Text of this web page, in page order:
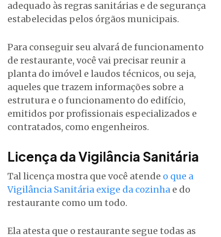
adequado às regras sanitárias e de segurança
estabelecidas pelos órgãos municipais.
Para conseguir seu alvará de funcionamento
de restaurante, você vai precisar reunir a
planta do imóvel e laudos técnicos, ou seja,
aqueles que trazem informações sobre a
estrutura e o funcionamento do edifício,
emitidos por profissionais especializados e
contratados, como engenheiros.
Licença da Vigilância Sanitária
Tal licença mostra que você atende o que a
Vigilância Sanitária exige da cozinha e do
restaurante como um todo.
Ela atesta que o restaurante segue todas as